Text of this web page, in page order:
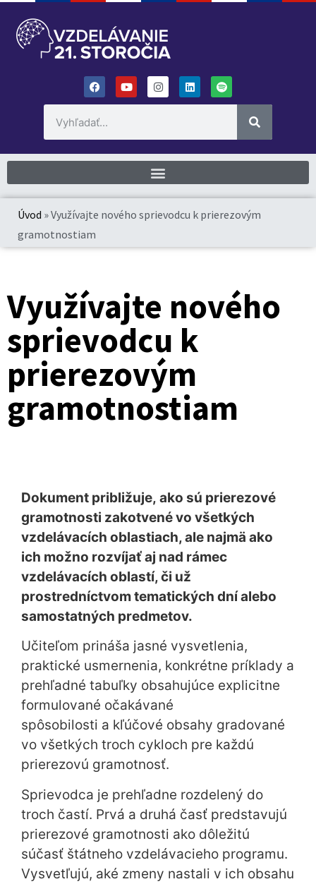
Úvod »Využívajte nového sprievodcu k prierezovým
gramotnostiam
Využívajte nového
sprievodcu k
prierezovým
gramotnostiam
Dokument približuje, ako sú prierezové
gramotnosti zakotvené vo všetkých
vzdelávacích oblastiach, ale najmä ako
ich možno rozvíjať aj nad rámec
vzdelávacích oblastí, či už
prostredníctvom tematických dní alebo
samostatných predmetov.
Učiteľom prináša jasné vysvetlenia,
praktické usmernenia, konkrétne príklady a
prehľadné tabuľky obsahujúce explicitne
formulované očakávané
spôsobilosti a kľúčové obsahy gradované
vo všetkých troch cykloch pre každú
prierezovú gramotnosť.
Sprievodca je prehľadne rozdelený do
troch častí. Prvá a druhá časť predstavujú
prierezové gramotnosti ako dôležitú
súčasť štátneho vzdelávacieho programu.
Vysvetľujú, aké zmeny nastali v ich obsahu